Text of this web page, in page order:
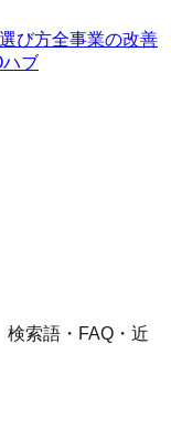
び方全事業の改善
ハブ
検索語・FAQ・近